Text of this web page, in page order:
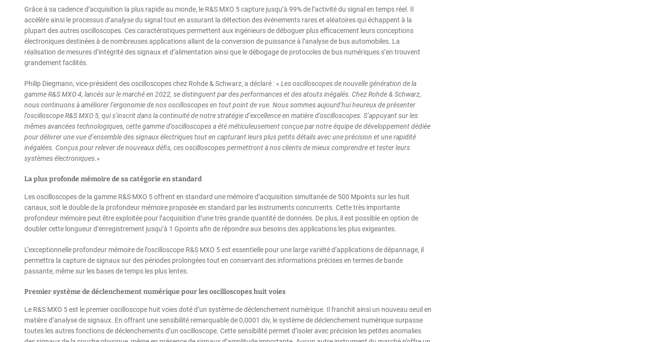
Grâce à sa cadence d’acquisition la plus rapide au monde, le R&S MXO 5 capture jusqu’à 99% de l’activité du signal en temps réel. Il
accélère ainsi le processus d’analyse du signal tout en assurant la détection des événements rares et aléatoires qui échappent à la
plupart des autres oscilloscopes. Ces caractéristiques permettent aux ingénieurs de déboguer plus efficacement leurs conceptions
électroniques destinées à de nombreuses applications allant de la conversion de puissance à l’analyse de bus automobiles. La
réalisation de mesures d’intégrité des signaux et d’alimentation ainsi que le débogage de protocoles de bus numériques s’en trouvent
grandement facilités.
Philip Diegmann, vice-président des oscilloscopes chez Rohde & Schwarz, a déclaré : « Les oscilloscopes de nouvelle génération de la
gamme R&S MXO 4, lancés sur le marché en 2022, se distinguent par des performances et des atouts inégalés. Chez Rohde & Schwarz,
nous continuons à améliorer l’ergonomie de nos oscilloscopes en tout point de vue. Nous sommes aujourd’hui heureux de présenter
l’oscilloscope R&S MXO 5, qui s’inscrit dans la continuité de notre stratégie d’excellence en matière d’oscilloscopes. S’appuyant sur les
mêmes avancées technologiques, cette gamme d’oscilloscopes a été méticuleusement conçue par notre équipe de développement dédiée
pour délivrer une vue d’ensemble des signaux électriques tout en capturant leurs plus petits détails avec une précision et une rapidité
inégalées. Conçus pour relever de nouveaux défis, ces oscilloscopes permettront à nos clients de mieux comprendre et tester leurs
systèmes électroniques.«
La plus profonde mémoire de sa catégorie en standard
Les oscilloscopes de la gamme R&S MXO 5 offrent en standard une mémoire d’acquisition simultanée de 500 Mpoints sur les huit
canaux, soit le double de la profondeur mémoire proposée en standard par les instruments concurrents. Cette très importante
profondeur mémoire peut être exploitée pour l’acquisition d’une très grande quantité de données. De plus, il est possible en option de
doubler cette longueur d’enregistrement jusqu’à 1 Gpoints afin de répondre aux besoins des applications les plus exigeantes.
L’exceptionnelle profondeur mémoire de l’oscilloscope R&S MXO 5 est essentielle pour une large variété d’applications de dépannage, il
permettra la capture de signaux sur des périodes prolongées tout en conservant des informations précises en termes de bande
passante, même sur les bases de temps les plus lentes.
Premier système de déclenchement numérique pour les oscilloscopes huit voies
Le R&S MXO 5 est le premier oscilloscope huit voies doté d’un système de déclenchement numérique. Il franchit ainsi un nouveau seuil en
matière d’analyse de signaux. En offrant une sensibilité remarquable de 0,0001 div, le système de déclenchement numérique surpasse
toutes les autres fonctions de déclenchements d’un oscilloscope. Cette sensibilité permet d’isoler avec précision les petites anomalies